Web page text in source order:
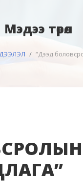
Мэдээ төрөл
“Дээд